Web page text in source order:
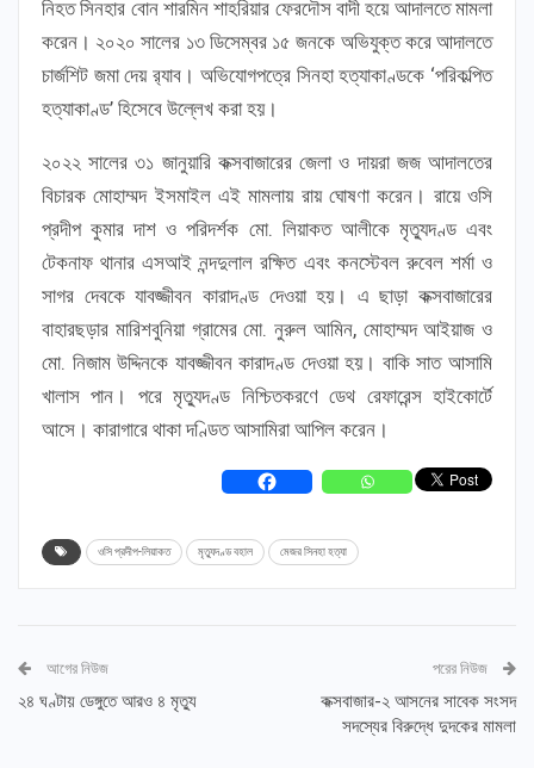
নিহত সিনহার বোন শারমিন শাহরিয়ার ফেরদৌস বাদী হয়ে আদালতে মামলা
করেন। ২০২০ সালের ১৩ ডিসেম্বর ১৫ জনকে অভিযুক্ত করে আদালতে
চার্জশিট জমা দেয় র‌্যাব। অভিযোগপত্রে সিনহা হত্যাকাণ্ডকে ‘পরিকল্পিত
হত্যাকাণ্ড’ হিসেবে উল্লেখ করা হয়।
২০২২ সালের ৩১ জানুয়ারি কক্সবাজারের জেলা ও দায়রা জজ আদালতের
বিচারক মোহাম্মদ ইসমাইল এই মামলায় রায় ঘোষণা করেন। রায়ে ওসি
প্রদীপ কুমার দাশ ও পরিদর্শক মো. লিয়াকত আলীকে মৃত্যুদণ্ড এবং
টেকনাফ থানার এসআই নন্দদুলাল রক্ষিত এবং কনস্টেবল রুবেল শর্মা ও
সাগর দেবকে যাবজ্জীবন কারাদণ্ড দেওয়া হয়। এ ছাড়া কক্সবাজারের
বাহারছড়ার মারিশবুনিয়া গ্রামের মো. নুরুল আমিন, মোহাম্মদ আইয়াজ ও
মো. নিজাম উদ্দিনকে যাবজ্জীবন কারাদণ্ড দেওয়া হয়। বাকি সাত আসামি
খালাস পান। পরে মৃত্যুদণ্ড নিশ্চিতকরণে ডেথ রেফারেন্স হাইকোর্টে
আসে। কারাগারে থাকা দণ্ডিত আসামিরা আপিল করেন।
ওসি প্রদীপ-লিয়াকত মৃত্যুদণ্ড বহাল মেজর সিনহা হত্যা
আগের নিউজ
২৪ ঘণ্টায় ডেঙ্গুতে আরও ৪ মৃত্যু
পরের নিউজ
কক্সবাজার-২ আসনের সাবেক সংসদ
সদস্যের বিরুদ্ধে দুদকের মামলা